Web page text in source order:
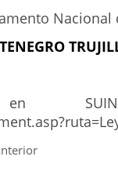
Nacional
SUIN